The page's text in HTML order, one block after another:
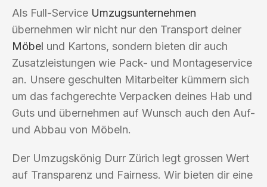
Als Full-Service Umzugsunternehmen
übernehmen wir nicht nur den Transport deiner
Möbel und Kartons, sondern bieten dir auch
Zusatzleistungen wie Pack- und Montageservice
an. Unsere geschulten Mitarbeiter kümmern sich
um das fachgerechte Verpacken deines Hab und
Guts und übernehmen auf Wunsch auch den Auf-
und Abbau von Möbeln.
Der Umzugskönig Durr Zürich legt grossen Wert
auf Transparenz und Fairness. Wir bieten dir eine